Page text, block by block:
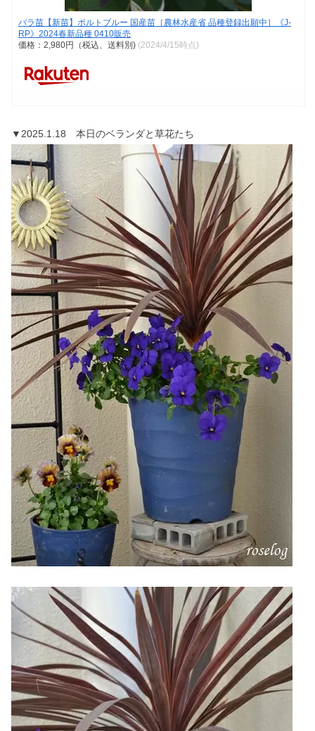
バラ苗【新苗】ポルトブルー 国産苗［農林水産省 品種登録出願中］《J-
RP》2024春新品種 0410販売
価格：2,980円（税込、送料別) (2024/4/15時点)
▼2025.1.18 本日のベランダと草花たち